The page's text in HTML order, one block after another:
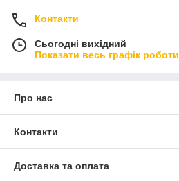
Контакти
Сьогодні вихідний
Показати весь графік роботи
Про нас
Контакти
Доставка та оплата